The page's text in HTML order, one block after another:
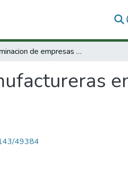
Examinacion de empresas manufactureras en Monterrey, Mexico.
49384